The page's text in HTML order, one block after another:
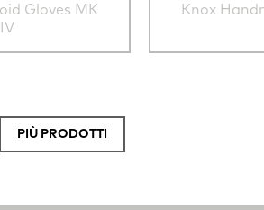
Gloves MK
IV
Knox
PIÙ PRODOTTI